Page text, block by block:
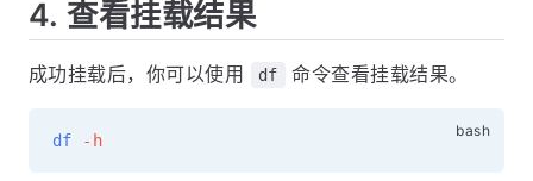
4. 查看挂载结果
成功挂载后，你可以使用 df 命令查看挂载结果。
df -h